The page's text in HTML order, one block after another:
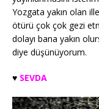
Yozgata yakın olan
ötürü çok çok gezi
dolayı bana yakın
diye düşünüyorum.
♥️ SEVDA